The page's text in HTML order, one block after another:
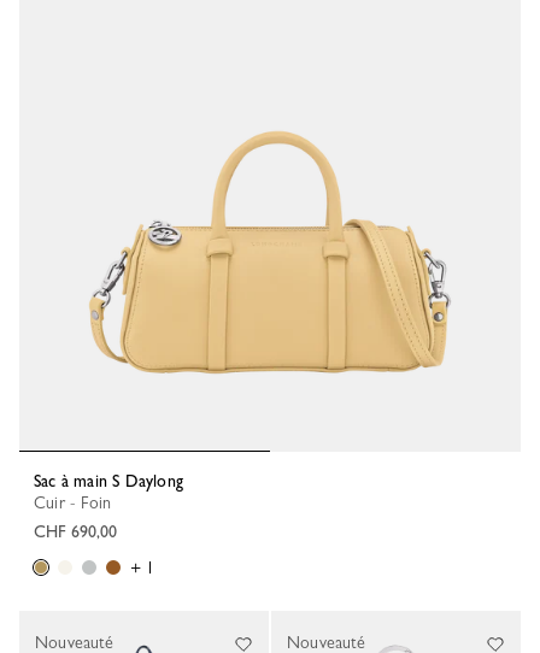
Sac à main S Daylong
Cuir - Foin
CHF 690,00
+ 1
Nouveauté Nouveauté